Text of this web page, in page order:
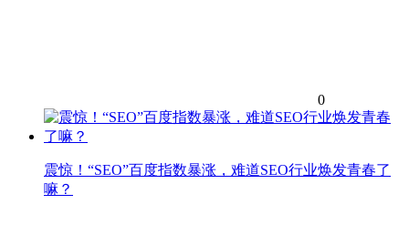
0
震惊！“SEO”百度指数暴涨，难道SEO行业焕发青春了
嘛？